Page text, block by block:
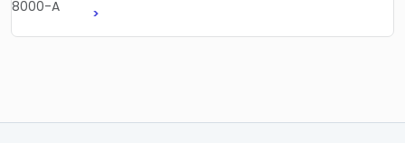
centrífugo
que emplea
>